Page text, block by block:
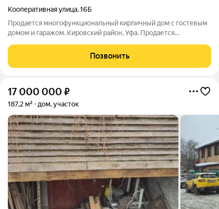
Кооперативная улица,16Б
Продается многофункциональный кирпичный дом с гостевым
домом и гаражом. Кировский район, Уфа. Продается
кв.м) на большом участке почти 13 соток в Кировском районе.
Отличное состояние, готов к
Позвонить
17 000 000 ₽
187,2 м² дом, участок